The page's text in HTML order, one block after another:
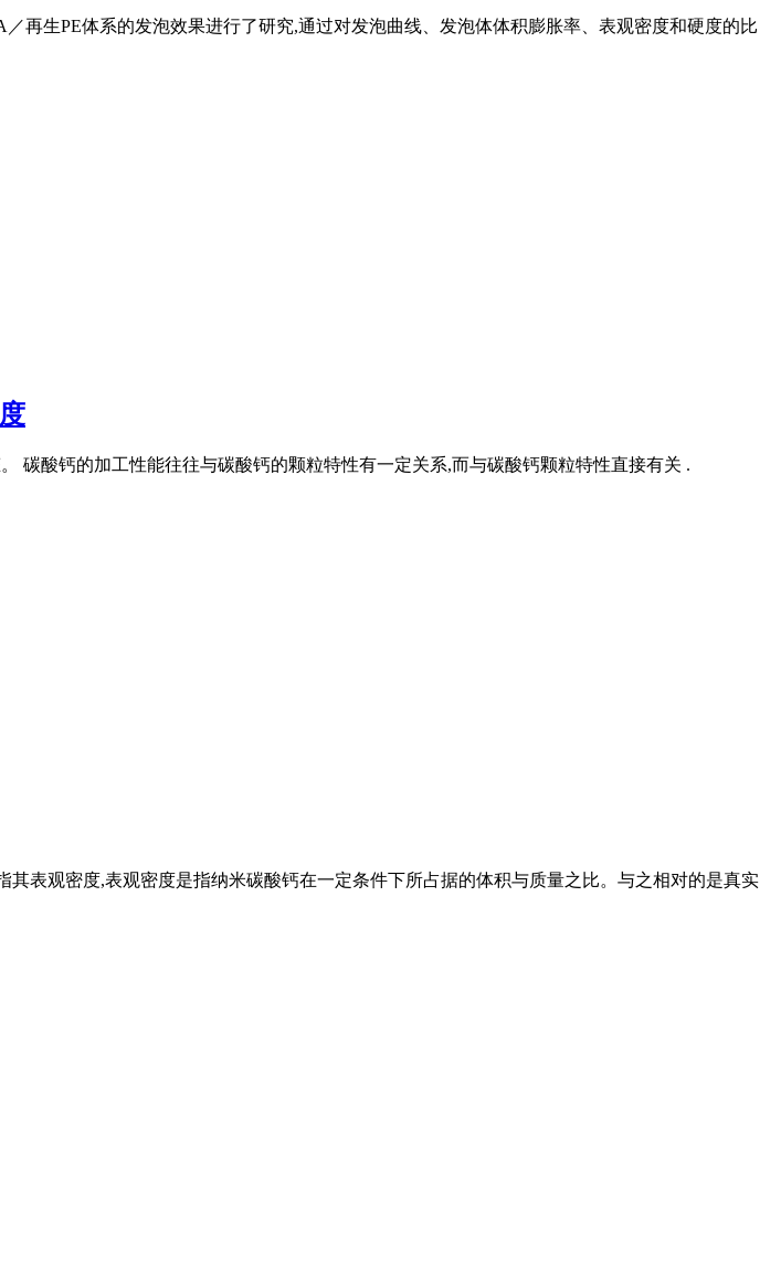
再生PE体系的发泡效果进行了研究,通过对发泡曲线、发泡体体积膨胀率、表观密度和硬度的比
碳酸钙的加工性能往往与碳酸钙的颗粒特性有一定关系,而与碳酸钙颗粒特性直接有关 .
表观密度,表观密度是指纳米碳酸钙在一定条件下所占据的体积与质量之比。与之相对的是真实